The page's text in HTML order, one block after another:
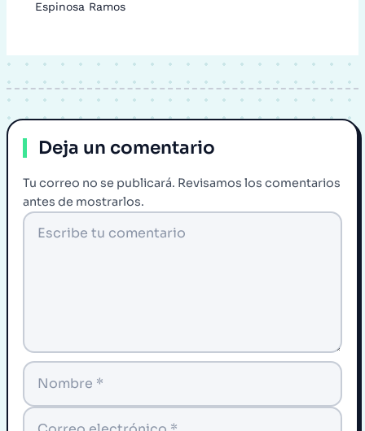
Espinosa Ramos
Deja un comentario
Tu correo no se publicará. Revisamos los comentarios
antes de mostrarlos.